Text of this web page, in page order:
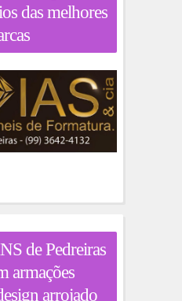
das melhores
de Pedreiras
armações
arrojado